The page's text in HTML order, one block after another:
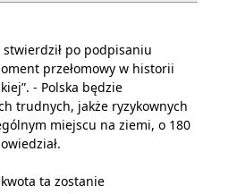
po podpisaniu
przełomowy w historii
- Polska będzie
trudnych, jakże ryzykownych
miejscu na ziemi, o 180
ta zostanie